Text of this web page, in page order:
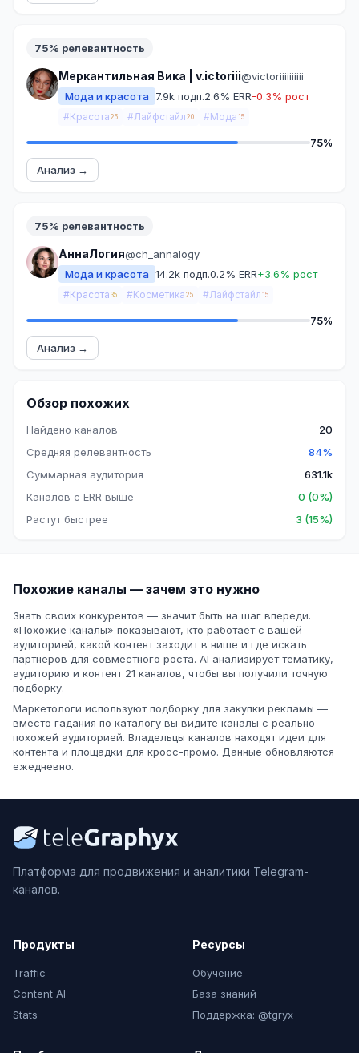
75% релевантность
Меркантильная Вика | v.ictoriii@victoriiiiiiiiii
Мода и красота
7.9k подп.2.6% ERR-0.3% рост
#Красота 25 #Лайфстайл 20 #Мода 15
75%
Анализ →
75% релевантность
АннаЛогия@ch_annalogy
Мода и красота 14.2k подп.0.2% ERR+3.6% рост
#Красота 35 #Косметика 25 #Лайфстайл 15
75%
Анализ →
Обзор похожих
Найдено каналов
20
Средняя релевантность
84%
Суммарная аудитория
631.1k
Каналов с ERR выше
0 (0%)
Растут быстрее
3 (15%)
Похожие каналы — зачем это нужно
Знать своих конкурентов — значит быть на шаг впереди.
«Похожие каналы» показывают, кто работает с вашей
аудиторией, какой контент заходит в нише и где искать
партнёров для совместного роста. AI анализирует тематику,
аудиторию и контент 21 каналов, чтобы вы получили точную
подборку.
Маркетологи используют подборку для закупки рекламы —
вместо гадания по каталогу вы видите каналы с реально
похожей аудиторией. Владельцы каналов находят идеи для
контента и площадки для кросс-промо. Данные обновляются
ежедневно.
Платформа для продвижения и аналитики Telegram-
каналов.
Продукты
Traffic
Content AI
Stats
Ресурсы
Обучение
База знаний
Поддержка: @tgryx